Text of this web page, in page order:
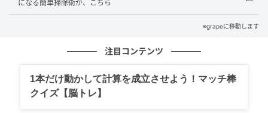
「箱の外側から切れ込みを入れたらいいのでは？」と
その方法だと、箱の側面が『内フラップ』で3重になっ
になる簡単掃除術が、こちら
※grapeに移動します
注目コンテンツ
1本だけ動かして計算を成立させよう！マッチ棒
クイズ【脳トレ】